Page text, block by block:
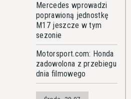
Mercedes wprowadzi
poprawioną jednostkę
M17 jeszcze w tym
sezonie
Motorsport.com: Honda
zadowolona z przebiegu
dnia filmowego